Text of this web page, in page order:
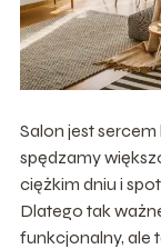
Salon jest
spędzamy
ciężkim dniu i
Dlatego tak
funkcjonalny, ale